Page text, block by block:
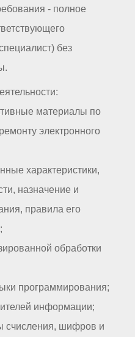
- полное
без
материалы по
электронного
характеристики,
назначение и
правила его
обработки
программирования;
информации;
шифров и